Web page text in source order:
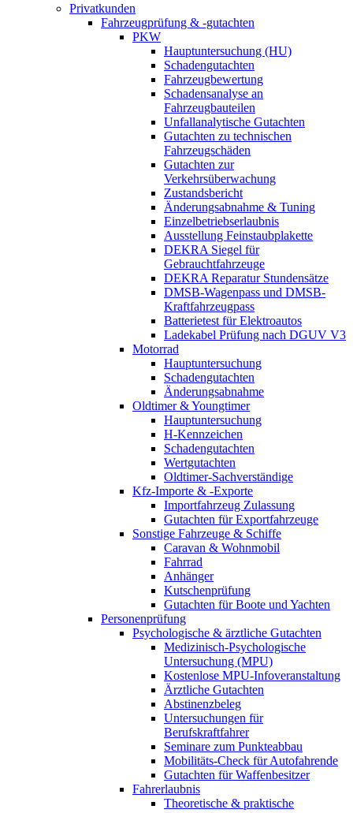
Privatkunden
Fahrzeugprüfung & -gutachten
PKW
Hauptuntersuchung (HU)
Schadengutachten
Fahrzeugbewertung
Schadensanalyse an
Fahrzeugbauteilen
Unfallanalytische Gutachten
Gutachten zu technischen
Fahrzeugschäden
Gutachten zur
Verkehrsüberwachung
Zustandsbericht
Änderungsabnahme & Tuning
Einzelbetriebserlaubnis
Ausstellung Feinstaubplakette
DEKRA Siegel für
Gebrauchtfahrzeuge
DEKRA Reparatur Stundensätze
DMSB-Wagenpass und DMSB-
Kraftfahrzeugpass
Batterietest für Elektroautos
Ladekabel Prüfung nach DGUV V3
Motorrad
Hauptuntersuchung
Schadengutachten
Änderungsabnahme
Oldtimer & Youngtimer
Hauptuntersuchung
H-Kennzeichen
Schadengutachten
Wertgutachten
Oldtimer-Sachverständige
Kfz-Importe & -Exporte
Importfahrzeug Zulassung
Gutachten für Exportfahrzeuge
Sonstige Fahrzeuge & Schiffe
Caravan & Wohnmobil
Fahrrad
Anhänger
Kutschenprüfung
Gutachten für Boote und Yachten
Personenprüfung
Psychologische & ärztliche Gutachten
Medizinisch-Psychologische
Untersuchung (MPU)
Kostenlose MPU-Infoveranstaltung
Ärztliche Gutachten
Abstinenzbeleg
Untersuchungen für
Berufskraftfahrer
Seminare zum Punkteabbau
Mobilitäts-Check für Autofahrende
Gutachten für Waffenbesitzer
Fahrerlaubnis
Theoretische & praktische